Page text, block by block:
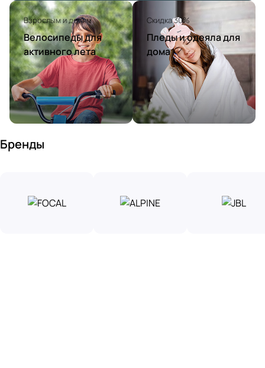
Взрослым и детям
Велосипеды для
активного лета
Скидка 30%
Пледы и одеяла для
дома
Бренды